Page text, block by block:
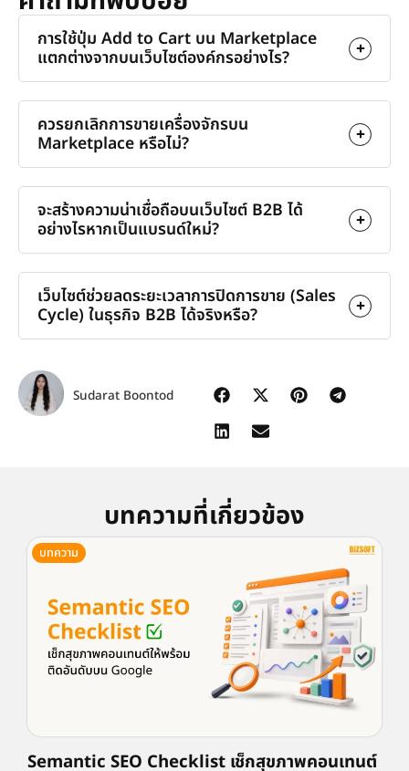
การใช้ปุ่ม Add to Cart บน Marketplace
แตกต่างจากบนเว็บไซต์องค์กรอย่างไร?
ควรยกเลิกการขายเครื่องจักรบน
Marketplace หรือไม่?
จะสร้างความน่าเชื่อถือบนเว็บไซต์ B2B ได้
อย่างไรหากเป็นแบรนด์ใหม่?
เว็บไซต์ช่วยลดระยะเวลาการปิดการขาย (Sales
Cycle) ในธุรกิจ B2B ได้จริงหรือ?
Sudarat Boontod
บทความที่เกี่ยวข้อง
บทความ
Semantic SEO Checklist เช็กสุขภาพคอนเทนต์